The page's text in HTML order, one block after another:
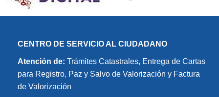
CENTRO DE SERVICIO AL CIUDADANO
Atención de: Trámites Catastrales, Entrega de Cartas
para Registro, Paz y Salvo de Valorización y Factura
de Valorización